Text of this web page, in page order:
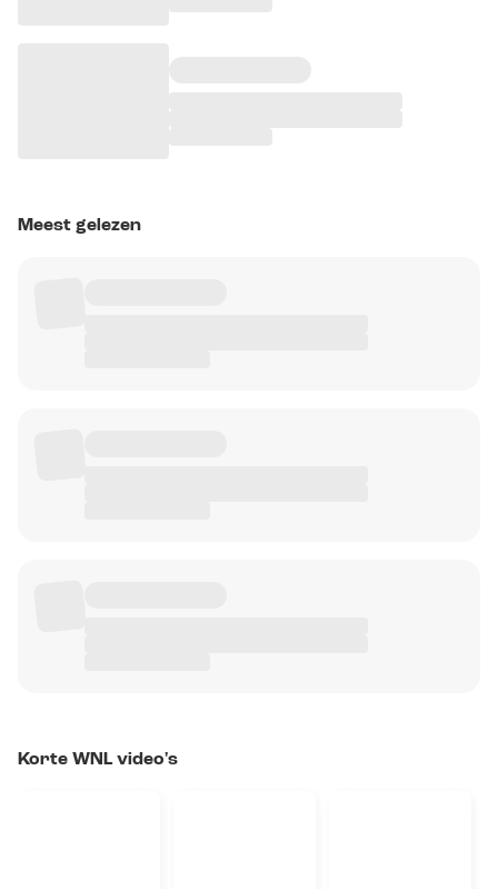
Meest gelezen
Korte WNL video's